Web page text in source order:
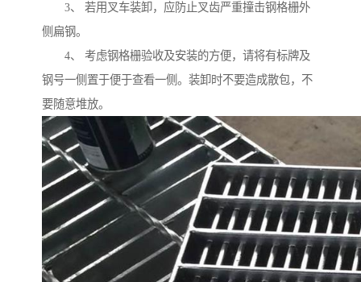
3、 若用叉车装卸，应防止叉齿严重撞击钢格栅外
侧扁钢。
4、 考虑钢格栅验收及安装的方便，请将有标牌及
钢号一侧置于便于查看一侧。装卸时不要造成散包，不
要随意堆放。